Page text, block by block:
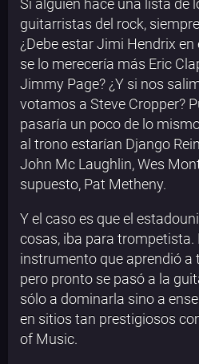
Si alguien hace una lista de
guitarristas del rock,
¿Debe estar Jimi Hendrix
se lo merecería más Eric
Jimmy Page? ¿Y si nos
votamos a Steve Cropper?
pasaría un poco de lo
al trono estarían Django
John Mc Laughlin, Wes
supuesto, Pat Metheny.
Y el caso es que el
cosas, iba para trompetista.
instrumento que aprendió a
pero pronto se pasó a la
sólo a dominarla sino a
en sitios tan prestigiosos
of Music.